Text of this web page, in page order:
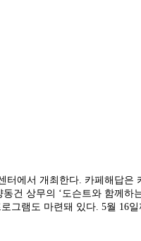
에서 개최한다. 카페해답은
건 상무의 ‘도슨트와 함께하
그램도 마련돼 있다. 5월 16